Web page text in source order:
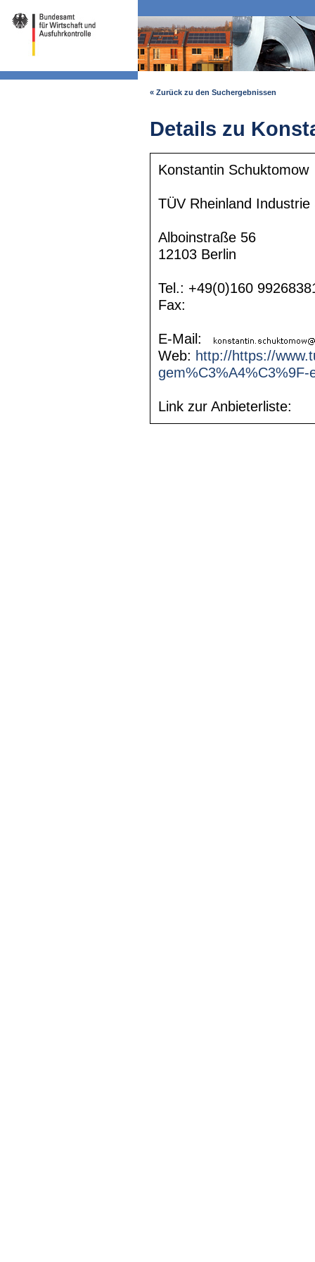
« Zurück zu den Suchergebnissen
Details zu
Konstantin Schuktomow
TÜV Rheinland
Alboinstraße 56
12103 Berlin
Tel.: +49(0)160
Fax:
E-Mail:
Web: http://https://
gem%C3%A4%C3%9F-
Link zur Anbieterliste: